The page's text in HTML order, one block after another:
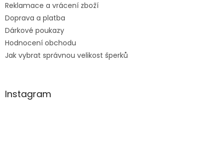
Reklamace a vrácení zboží
Doprava a platba
Dárkové poukazy
Hodnocení obchodu
Jak vybrat správnou velikost šperků
Instagram